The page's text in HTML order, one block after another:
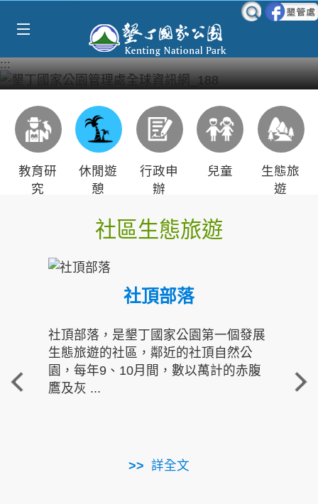
:::
教育研
究
休閒遊
憩
行政申
辦
兒童
生態旅
遊
社區生態旅遊
社頂部落
社頂部落，是墾丁國家公園第一個發展
生態旅遊的社區，鄰近的社頂自然公
園，每年9、10月間，數以萬計的赤腹
鷹及灰 ...
詳全文
重
走進